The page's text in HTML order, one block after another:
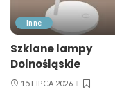
Inne
Szklane lampy
Dolnośląskie
15 LIPCA 2026